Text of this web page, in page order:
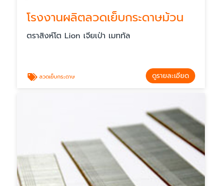
โรงงานผลิตลวดเย็บกระดาษม้วน
ตราสิงห์โต Lion เจียเป่า เมททัล
ลวดเย็บกระดาษ ดูรายละเอียด